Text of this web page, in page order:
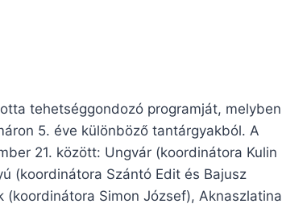
tehetséggondozó programját, melyben
5. éve különböző tantárgyakból. A
21. között: Ungvár (koordinátora Kulin
(koordinátora Szántó Edit és Bajusz
Simon József), Aknaszlatina